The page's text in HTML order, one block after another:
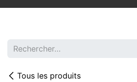
Tous les produits